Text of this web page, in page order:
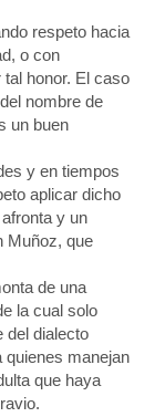
respeto hacia
o con
honor. El caso
nombre de
un buen
y en tiempos
aplicar dicho
y un
Muñoz, que
de una
la cual solo
del dialecto
quienes manejan
que haya